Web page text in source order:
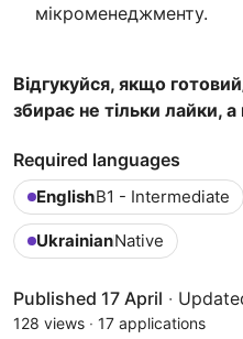
мікроменеджменту.
Відгукуйся, якщо
збирає не тільки лайки,
Required languages
EnglishB1 - Intermediate
UkrainianNative
Published 17 April ·
128 views · 17 applications